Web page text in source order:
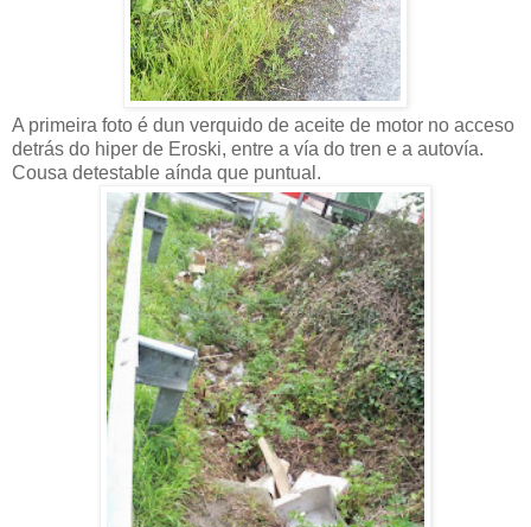
A primeira foto é dun verquido de aceite de motor no acceso
detrás do hiper de Eroski, entre a vía do tren e a autovía.
Cousa detestable aínda que puntual.